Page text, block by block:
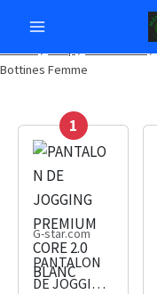
Bottines Femme
1
G-star.com
PANTALON
DE JOGGING